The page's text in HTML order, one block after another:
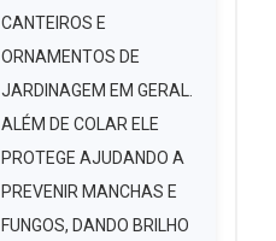
CANTEIROS E
ORNAMENTOS DE
JARDINAGEM EM GERAL.
ALÉM DE COLAR ELE
PROTEGE AJUDANDO A
PREVENIR MANCHAS E
FUNGOS, DANDO BRILHO